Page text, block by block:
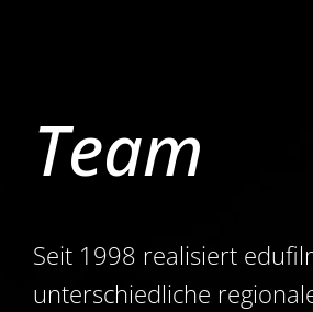
Team
Seit 1998 realisiert
unterschiedliche